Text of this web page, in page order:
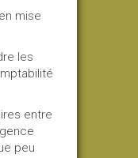
mise
les
entre
peu